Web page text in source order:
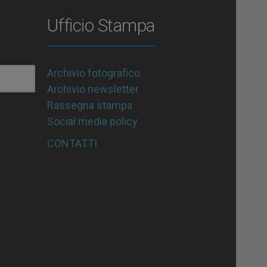
Ufficio Stampa
Archivio fotografico
Archivio newsletter
Rassegna stampa
Social media policy
CONTATTI